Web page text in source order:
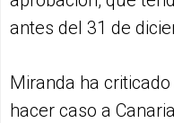
antes del 31 de
Miranda ha
hacer caso a